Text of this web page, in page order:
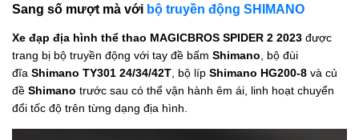
Sang số mượt mà với bộ truyền động SHIMANO
Xe đạp địa hình thể thao MAGICBROS SPIDER 2 2023 được
trang bị bộ truyền động với tay đề bấm Shimano , bộ đùi
đĩa Shimano TY301 24/34/42T , bộ líp Shimano HG200-8 và củ
đề Shimano trước sau có thể vận hành êm ái, linh hoạt chuyển
đổi tốc độ trên từng dạng địa hình.